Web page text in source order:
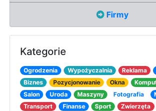
Firmy
Kategorie
Ogrodzenia Wypożyczalnia Reklama
Biznes
Pozycjonowanie Okna
Salon
Uroda Maszyny Fotografia
Transport
Finanse Sport Zwierzęta